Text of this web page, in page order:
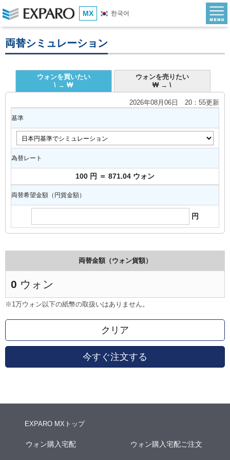
MX 한국어
両替シミュレーション
ウォンを買いたい
\ → ₩
ウォンを売りたい
₩ → \
2026年08月06日 20：55更新
基準
為替レート
100 円 ＝ 871.04 ウォン
両替希望金額（円貨金額）
円
両替金額（ウォン貨額）
0 ウォン
※1万ウォン以下の紙幣の取扱いはありません。
クリア
今すぐ注文する
EXPARO MXトップ
ウォン購入宅配 ウォン購入宅配ご注文